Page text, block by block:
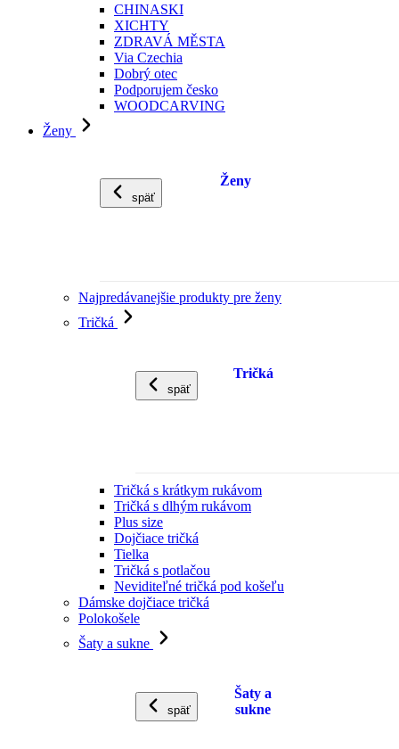
CHINASKI
XICHTY
ZDRAVÁ MĚSTA
Via Czechia
Dobrý otec
Podporujem česko
WOODCARVING
Ženy
späť
Ženy
Najpredávanejšie produkty pre ženy
Tričká
späť
Tričká
Tričká s krátkym rukávom
Tričká s dlhým rukávom
Plus size
Dojčiace tričká
Tielka
Tričká s potlačou
Neviditeľné tričká pod košeľu
Dámske dojčiace tričká
Polokošele
Šaty a sukne
späť
Šaty a
sukne